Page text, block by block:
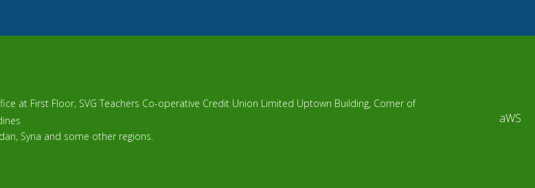
at First Floor, SVG Teachers Co-operative Credit Union Limited Uptown Building, Corner of
Syria and some other regions.
aWS